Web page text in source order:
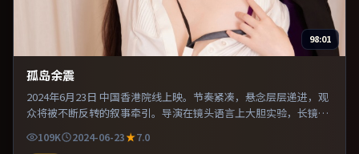
98:01
孤岛余震
2024年6月23日 中国香港院线上映。节奏紧凑，悬念层层递进，观
众将被不断反转的叙事牵引。导演在镜头语言上大胆实验，长镜头
与特写交替强化压迫感。既有类型片爽感，也保留作者表达，口碑
潜力不俗。
109K 2024-06-23
7.0